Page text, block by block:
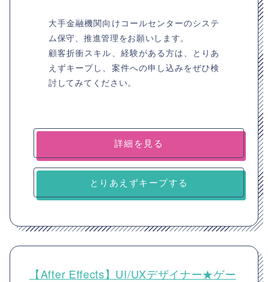
大手金融機関向けコールセンターのシステ
ム保守、推進管理をお願いします。
顧客折衝スキル、経験がある方は、とりあ
えずキープし、案件への申し込みをぜひ検
討してみてください。
詳細を見る
とりあえずキープする
【After Effects】UI/UXデザイナー★ゲー